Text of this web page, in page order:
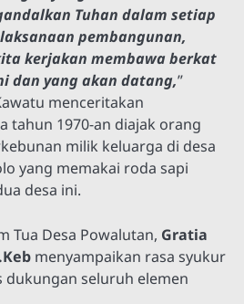
Tuhan dalam setiap
pembangunan,
kerjakan membawa berkat
dan yang akan datang,”
menceritakan
tahun 1970-an diajak orang
milik keluarga di desa
yang memakai roda sapi
desa ini.
Tua Desa Powalutan, Gratia
menyampaikan rasa syukur
dukungan seluruh elemen